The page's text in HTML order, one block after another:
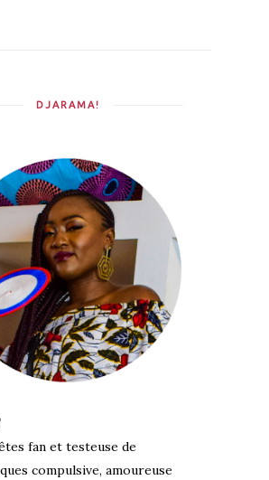
DJARAMA!
fan et testeuse de
compulsive, amoureuse